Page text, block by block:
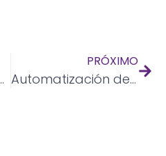
electrónico
PRÓXIMO
Automatización de plataformas de centros de datos